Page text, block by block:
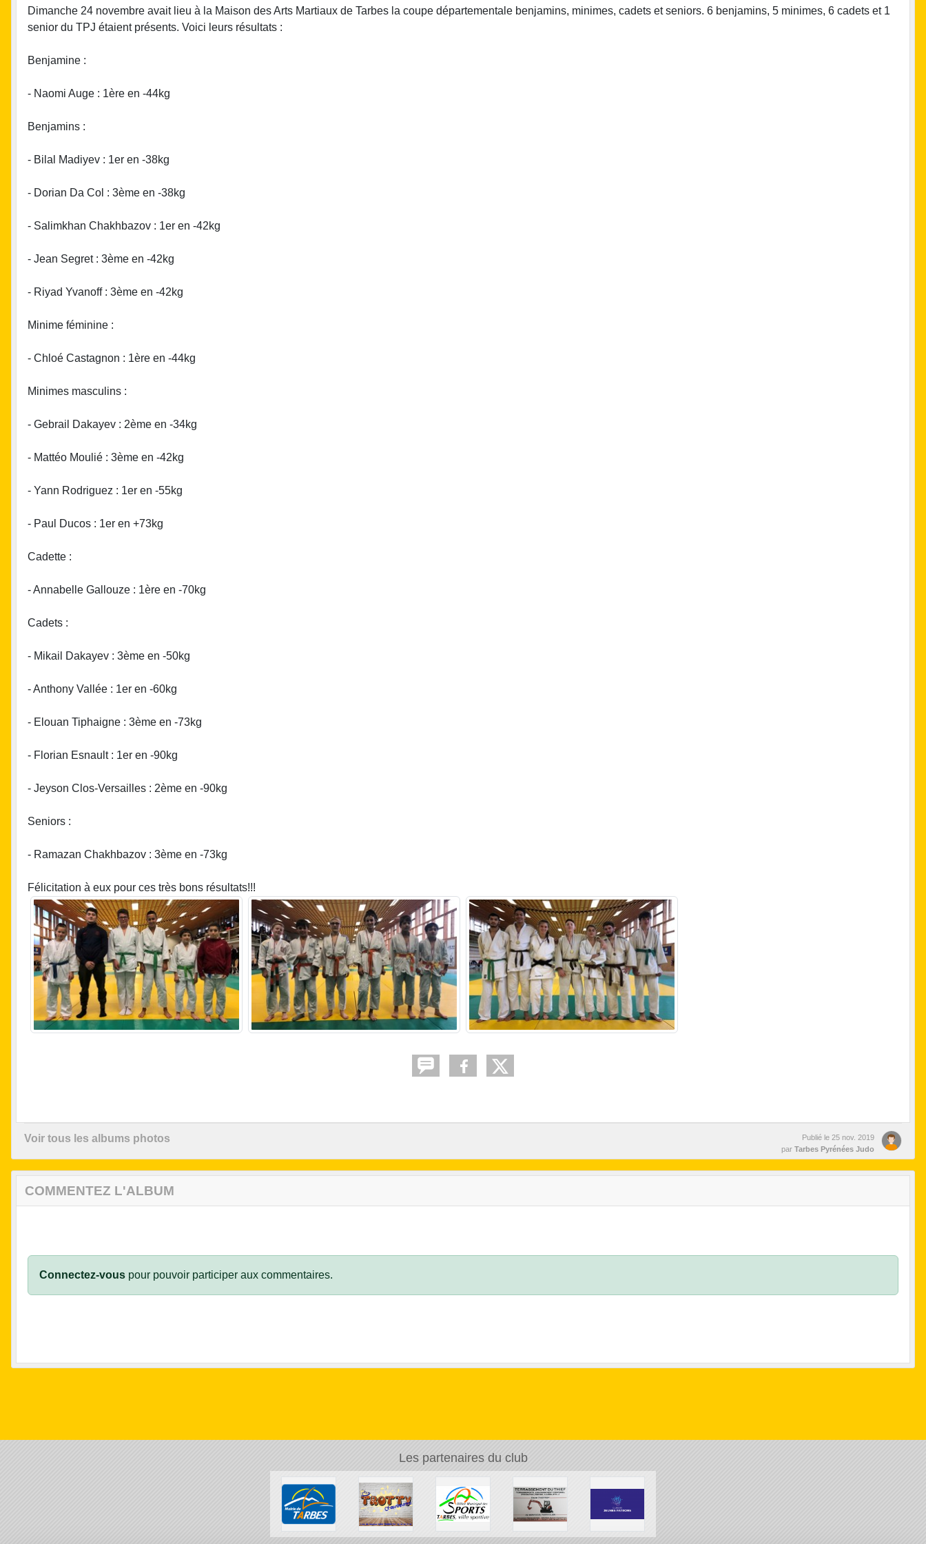
Dimanche 24 novembre avait lieu à la Maison des Arts Martiaux de Tarbes la coupe départementale benjamins, minimes, cadets et seniors. 6 benjamins, 5 minimes, 6 cadets et 1
senior du TPJ étaient présents. Voici leurs résultats :
Benjamine :
- Naomi Auge : 1ère en -44kg
Benjamins :
- Bilal Madiyev : 1er en -38kg
- Dorian Da Col : 3ème en -38kg
- Salimkhan Chakhbazov : 1er en -42kg
- Jean Segret : 3ème en -42kg
- Riyad Yvanoff : 3ème en -42kg
Minime féminine :
- Chloé Castagnon : 1ère en -44kg
Minimes masculins :
- Gebrail Dakayev : 2ème en -34kg
- Mattéo Moulié : 3ème en -42kg
- Yann Rodriguez : 1er en -55kg
- Paul Ducos : 1er en +73kg
Cadette :
- Annabelle Gallouze : 1ère en -70kg
Cadets :
- Mikail Dakayev : 3ème en -50kg
- Anthony Vallée : 1er en -60kg
- Elouan Tiphaigne : 3ème en -73kg
- Florian Esnault : 1er en -90kg
- Jeyson Clos-Versailles : 2ème en -90kg
Seniors :
- Ramazan Chakhbazov : 3ème en -73kg
Félicitation à eux pour ces très bons résultats!!!
Voir tous les albums photos Publié le 25 nov. 2019
par Tarbes Pyrénées Judo
COMMENTEZ L'ALBUM
Connectez-vous pour pouvoir participer aux commentaires.
Les partenaires du club